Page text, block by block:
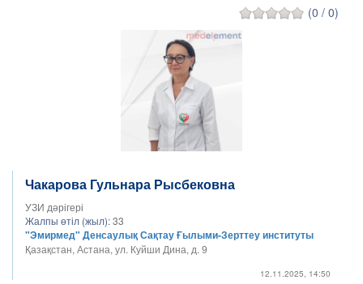
(0 / 0)
Чакарова Гульнара Рысбековна
УЗИ дәрігері
Жалпы өтіл (жыл):33
"Эмирмед" Денсаулық Сақтау Ғылыми-Зерттеу институты
Қазақстан, Астана, ул. Куйши Дина, д. 9
12.11.2025, 14:50